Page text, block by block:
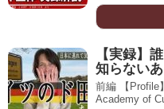
【実録】
知らないあ
前編 【Profile
Academy of